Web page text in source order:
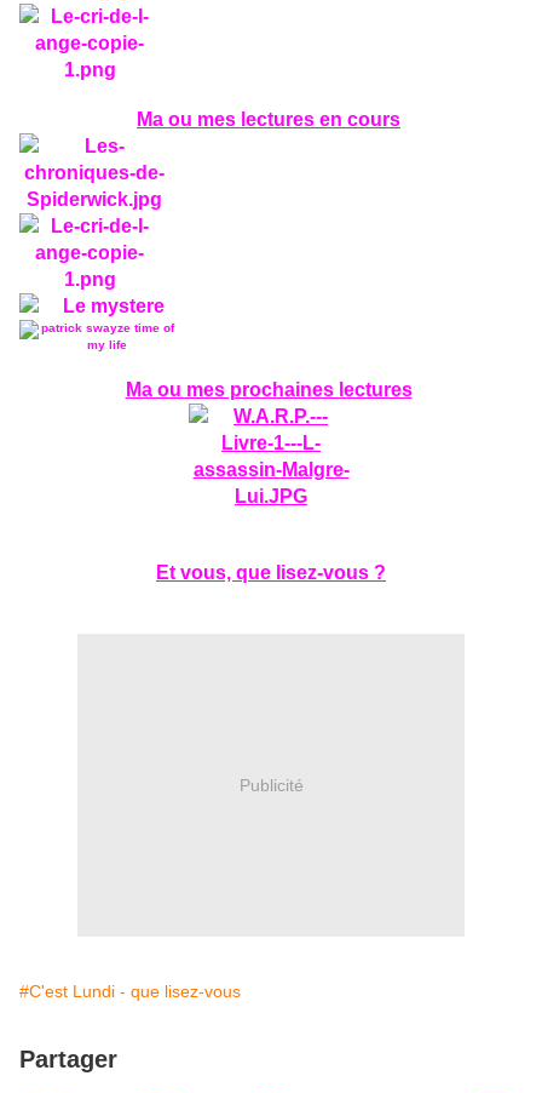
Ma ou mes lectures en cours
Ma ou mes prochaines lectures
Et vous, que lisez-vous ?
Publicité
#C'est Lundi - que lisez-vous
Partager